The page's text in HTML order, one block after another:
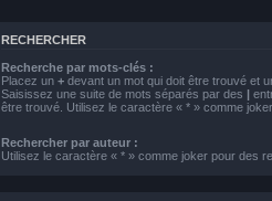
RECHERCHER
Recherche par mots-clés :
Placez un + devant un mot qui doit être trouvé et
Saisissez une suite de mots séparés par des |
être trouvé. Utilisez le caractère « * » comme
Rechercher par auteur :
Utilisez le caractère « * » comme joker pour des